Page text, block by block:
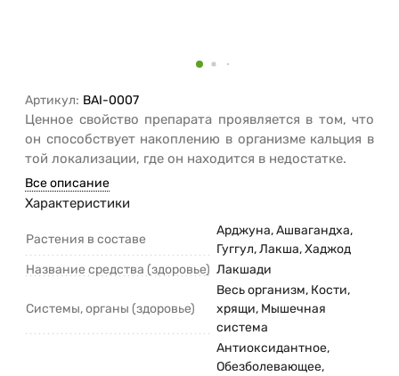
Артикул: BAI-0007
Ценное свойство препарата проявляется в том, что
он способствует накоплению в организме кальция в
той локализации, где он находится в недостатке.
Все описание
Характеристики
Растения в составе
Арджуна, Ашвагандха,
Гуггул, Лакша, Хаджод
Название средства (здоровье) Лакшади
Системы, органы (здоровье)
Весь организм, Кости,
хрящи, Мышечная
система
Антиоксидантное,
Обезболевающее,